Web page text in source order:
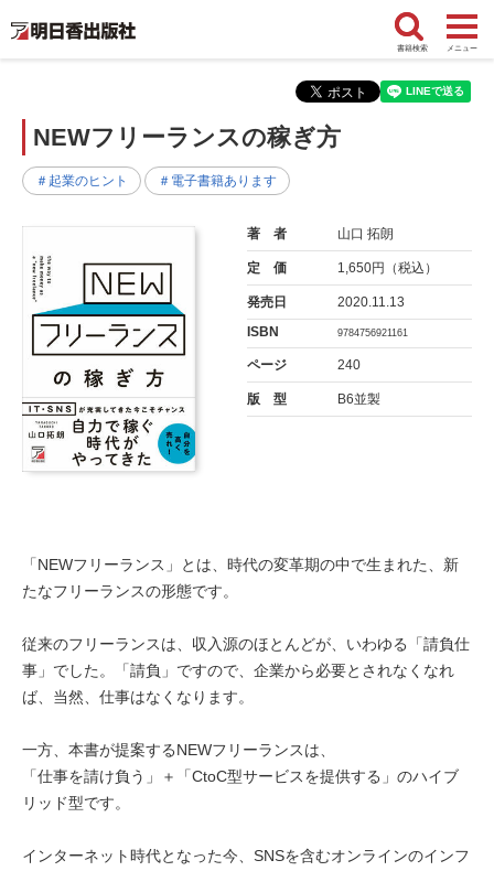
書籍検索 メニュー
NEWフリーランスの稼ぎ方
＃起業のヒント ＃電子書籍あります
著 者 山口 拓朗
定 価 1,650円（税込）
発売日
2020.11.13
ISBN
9784756921161
ページ 240
版 型 B6並製
「NEWフリーランス」とは、時代の変革期の中で生まれた、新
たなフリーランスの形態です。
従来のフリーランスは、収入源のほとんどが、いわゆる「請負仕
事」でした。「請負」ですので、企業から必要とされなくなれ
ば、当然、仕事はなくなります。
一方、本書が提案するNEWフリーランスは、
「仕事を請け負う」＋「CtoC型サービスを提供する」のハイブ
リッド型です。
インターネット時代となった今、SNSを含むオンラインのインフ